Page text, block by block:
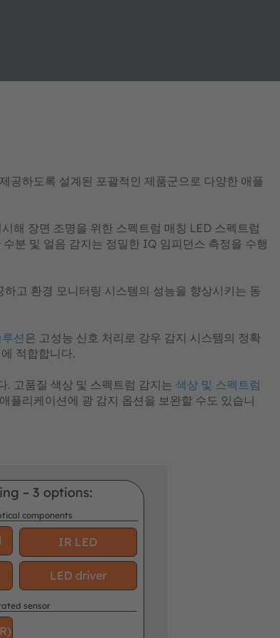
공하도록 설계된 포괄적인 제품군으로 다양한 애플
해 장면 조명을 위한 스펙트럼 매칭 LED 스펙트럼
수분 및 얼음 감지는 정밀한 IQ 임피던스 측정을 수행
고 환경 모니터링 시스템의 성능을 향상시키는 동
션은 고성능 신호 처리로 강우 감지 시스템의 정확
적합합니다.
. 고품질 색상 및 스펙트럼 감지는 색상 및 스펙트럼
플리케이션에 광 감지 옵션을 보완할 수도 있습니
– 3 options:
IR LED
sensor
components
LED driver